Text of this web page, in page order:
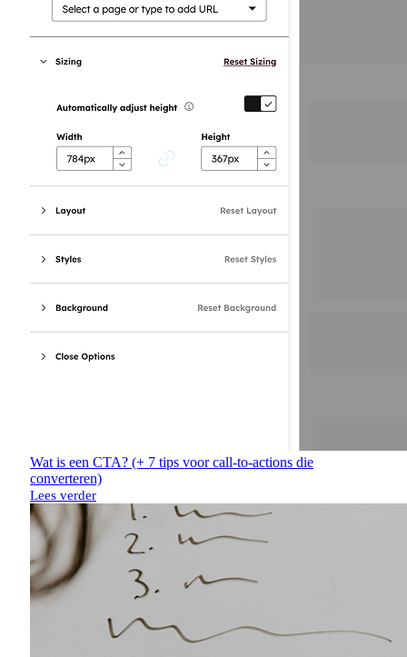
Wat is een CTA? (+ 7 tips voor call-to-actions die
converteren)
Lees verder